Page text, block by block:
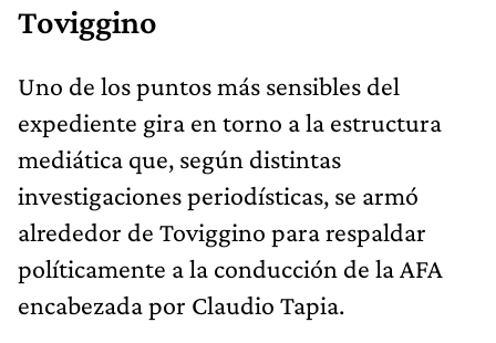
Toviggino
Uno de los puntos más sensibles del
expediente gira en torno a la estructura
mediática que, según distintas
investigaciones periodísticas, se armó
alrededor de Toviggino para respaldar
políticamente a la conducción de la AFA
encabezada por Claudio Tapia.